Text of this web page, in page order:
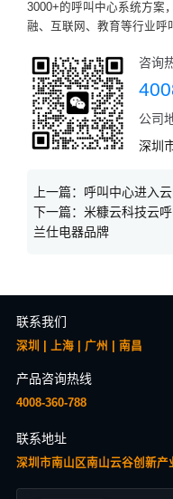
3000+的呼叫中心系统方案
融、互联网、教育等行业呼
咨询
公司
深圳
上一篇： 呼叫中心进入
下一篇： 米糠云科技云
兰仕电器品牌
联系我们
深圳 | 上海 | 广州 | 南昌
产品咨询热线
4008-360-788
联系地址
深圳市南山区南山云谷创新产